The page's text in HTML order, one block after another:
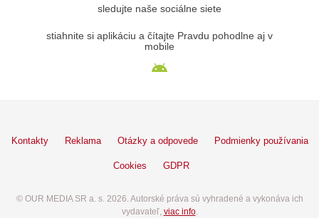
sledujte naše sociálne siete
stiahnite si aplikáciu a čítajte Pravdu pohodlne aj v
mobile
Kontakty Reklama Otázky a odpovede Podmienky používania
Cookies GDPR
© OUR MEDIA SR a. s. 2026. Autorské práva sú vyhradené a vykonáva ich
vydavateľ, viac info.